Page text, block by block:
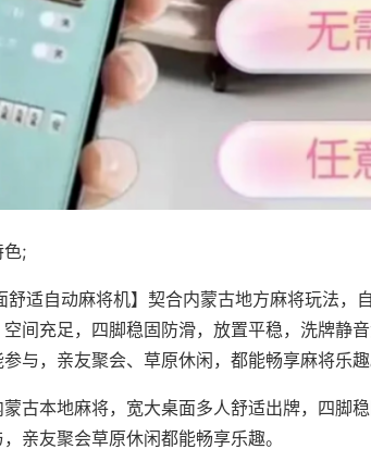
色;
舒适自动麻将机】契合内蒙古地方麻将玩法，
间充足，四脚稳固防滑，放置平稳，洗牌静
与，亲友聚会、草原休闲，都能畅享麻将乐趣
古本地麻将，宽大桌面多人舒适出牌，四脚
亲友聚会草原休闲都能畅享乐趣。